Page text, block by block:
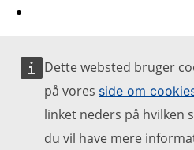
Dette websted bruger
på vores side om
linket neders på hvilken
du vil have mere